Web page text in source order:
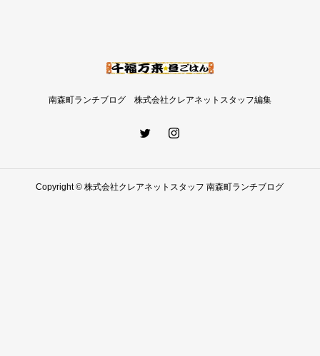
南森町ランチブログ 株式会社クレアネットスタッフ編集
Copyright © 株式会社クレアネットスタッフ 南森町ランチブログ